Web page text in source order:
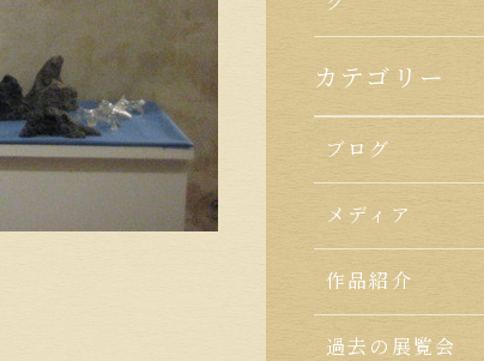
カテゴリー
ブログ
メディア
作品紹介
過去の展覧会